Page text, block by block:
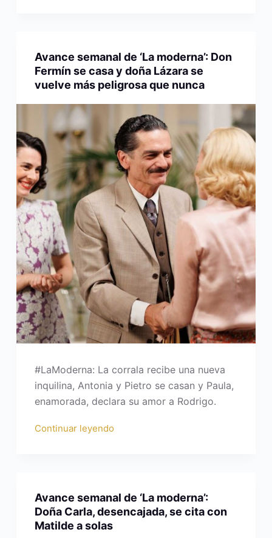
Avance semanal de ‘La moderna’: Don
Fermín se casa y doña Lázara se
vuelve más peligrosa que nunca
#LaModerna: La corrala recibe una nueva
inquilina, Antonia y Pietro se casan y Paula,
enamorada, declara su amor a Rodrigo.
Continuar leyendo
Avance semanal de ‘La moderna’:
Doña Carla, desencajada, se cita con
Matilde a solas